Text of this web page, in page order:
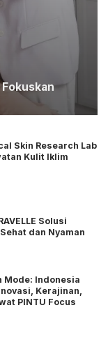
Skin Research Lab
Kulit Iklim
Solusi
dan Nyaman
Mode: Indonesia
Kerajinan,
PINTU Focus